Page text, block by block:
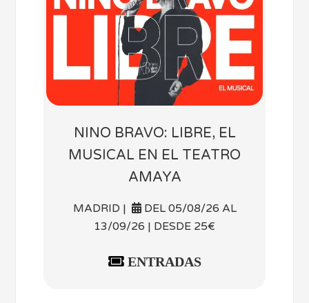
NINO BRAVO: LIBRE, EL
MUSICAL EN EL TEATRO
AMAYA
MADRID |
DEL 05/08/26 AL
13/09/26 | DESDE 25€
ENTRADAS